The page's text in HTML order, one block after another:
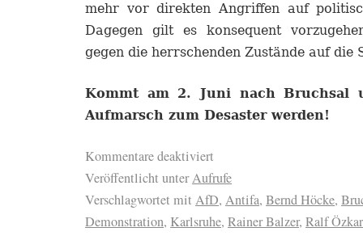
mehr vor direkten Angriffen auf
Dagegen gilt es konsequent
gegen die herrschenden Zustände auf die
Kommt am 2. Juni nach Bruchsal
Aufmarsch zum Desasterwerden!
Kommentare deaktiviert
Veröffentlicht unterAufrufe
Verschlagwortet mit AfD, Antifa, Bernd Höcke,
Demonstration, Karlsruhe, Rainer Balzer, Ralf